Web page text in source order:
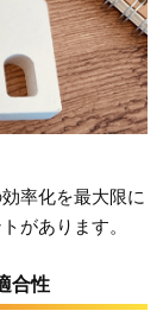
率化を最大限に
があります。
合性